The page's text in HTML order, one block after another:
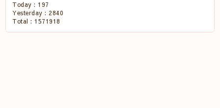
Today : 197
Yesterday : 2840
Total : 1571918